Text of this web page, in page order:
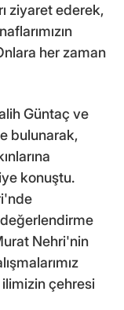
ziyaret ederek,
her zaman
Güntaç ve
bulunarak,
konuştu.
Nehri'nin
çehresi